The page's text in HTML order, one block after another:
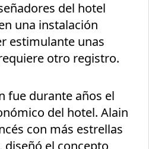
del hotel
una instalación
estimulante unas
otro registro.
fue durante años el
del hotel. Alain
con más estrellas